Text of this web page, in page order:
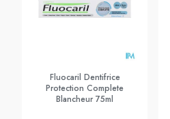
Fluocaril Dentifrice
Protection Complete
Blancheur 75ml